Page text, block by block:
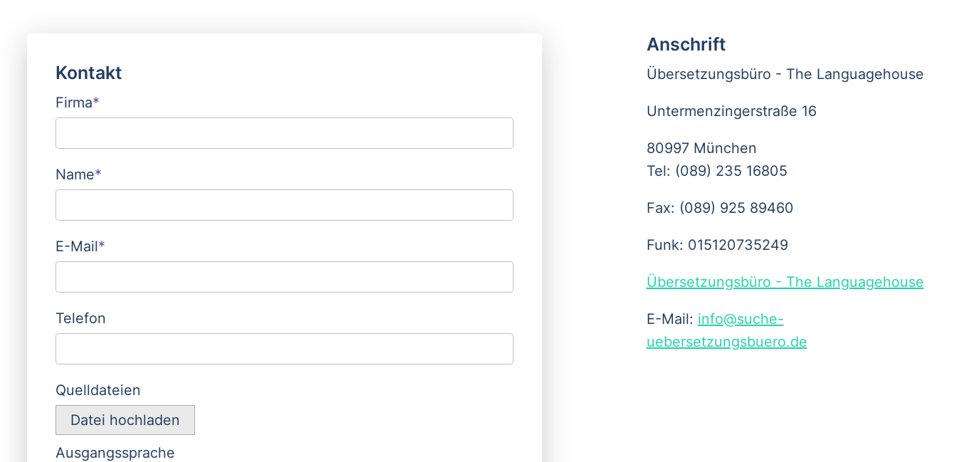
Kontakt
Firma*
Name*
E-Mail*
Telefon
Quelldateien
Datei hochladen
Ausgangssprache
Anschrift
Übersetzungsbüro - The Languagehouse
Untermenzingerstraße 16
80997 München
Tel: (089) 235 16805
Fax: (089) 925 89460
Funk: 015120735249
Übersetzungsbüro - The Languagehouse
E-Mail: info@suche-
uebersetzungsbuero.de